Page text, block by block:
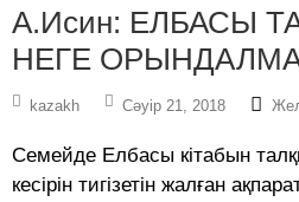
А.Исин: ЕЛБАСЫ
НЕГЕ
kazakh Сәуір 21, 2018
Семейде Елбасы кітабын
кесірін тигізетін жалған